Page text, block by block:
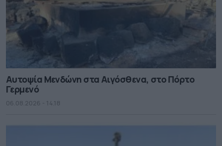
Αυτοψία Μενδώνη στα Αιγόσθενα, στο Πόρτο
Γερμενό
06.08.2026 - 14.18